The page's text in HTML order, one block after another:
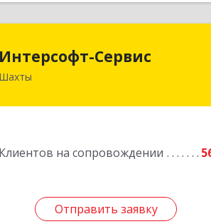
Интерсофт-Сервис
Шахты
Клиентов на сопровождении
Отправить заявку
Интерсофт-Сервис
346480, Ростовская обл, Шахты г,
Отправить заявку